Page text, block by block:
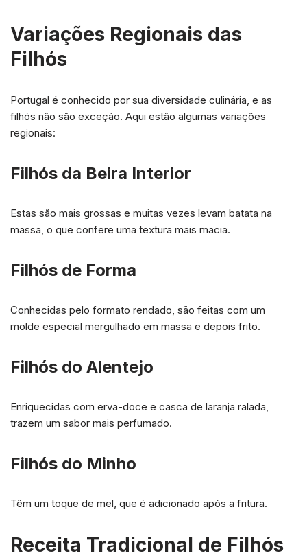
Variações Regionais das
Filhós
Portugal é conhecido por sua diversidade culinária, e as
filhós não são exceção. Aqui estão algumas variações
regionais:
Filhós da Beira Interior
Estas são mais grossas e muitas vezes levam batata na
massa, o que confere uma textura mais macia.
Filhós de Forma
Conhecidas pelo formato rendado, são feitas com um
molde especial mergulhado em massa e depois frito.
Filhós do Alentejo
Enriquecidas com erva-doce e casca de laranja ralada,
trazem um sabor mais perfumado.
Filhós do Minho
Têm um toque de mel, que é adicionado após a fritura.
Receita Tradicional de Filhós